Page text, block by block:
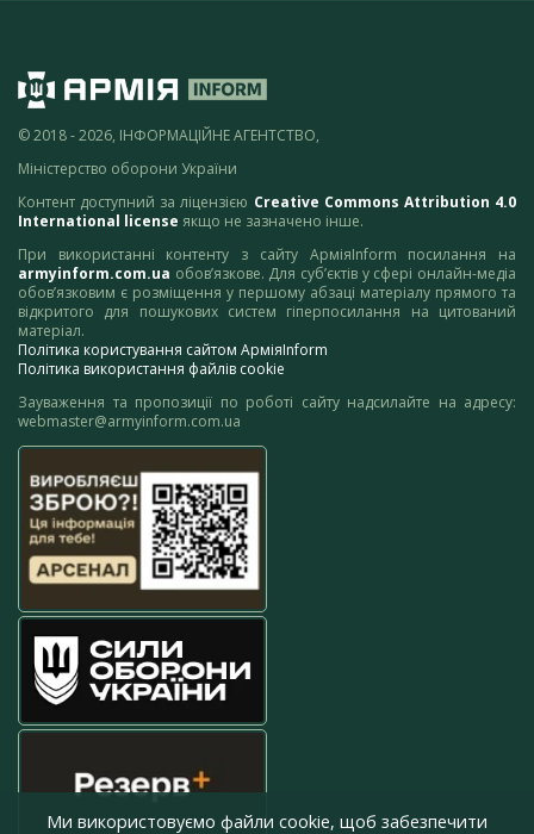
© 2018 - 2026, ІНФОРМАЦІЙНЕ АГЕНТСТВО,
Міністерство оборони України
Контент доступний за ліцензією Creative Commons Attribution 4.0
International license якщо не зазначено інше.
При використанні контенту з сайту АрміяInform посилання на
armyinform.com.ua обов’язкове. Для суб’єктів у сфері онлайн-медіа
обов’язковим є розміщення у першому абзаці матеріалу прямого та
відкритого для пошукових систем гіперпосилання на цитований
матеріал.
Політика користування сайтом АрміяInform
Політика використання файлів cookie
Зауваження та пропозиції по роботі сайту надсилайте на адресу:
webmaster@armyinform.com.ua
Ми використовуємо файли cookie, щоб забезпечити